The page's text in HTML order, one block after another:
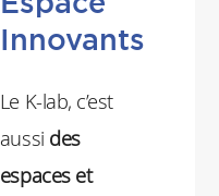
Innovants
Le K-lab, c’est
aussi des
espaces et